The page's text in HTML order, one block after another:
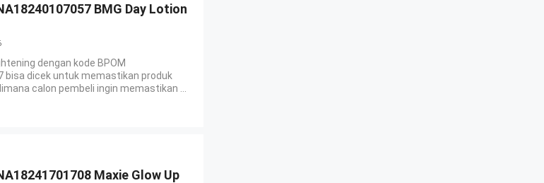
BMG Day Lotion
dengan kode BPOM
bisa dicek untuk memastikan produk
calon pembeli ingin memastikan ...
Maxie Glow Up